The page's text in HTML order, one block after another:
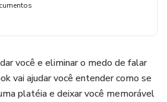
você e eliminar o medo de falar
vai ajudar você entender como se
platéia e deixar você memorável